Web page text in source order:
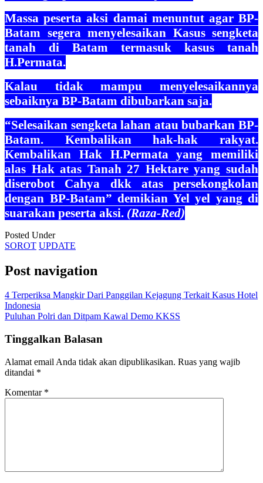
Massa peserta aksi damai menuntut agar BP-
Batam segera menyelesaikan Kasus sengketa
tanah di Batam termasuk kasus tanah
H.Permata.
Kalau tidak mampu menyelesaikannya
sebaiknya BP-Batam dibubarkan saja.
“Selesaikan sengketa lahan atau bubarkan BP-
Batam. Kembalikan hak-hak rakyat.
Kembalikan Hak H.Permata yang memiliki
alas Hak atas Tanah 27 Hektare yang sudah
diserobot Cahya dkk atas persekongkolan
dengan BP-Batam” demikian Yel yel yang di
suarakan peserta aksi. (Raza-Red)
Posted Under
SOROT UPDATE
Post navigation
4 Terperiksa Mangkir Dari Panggilan Kejagung Terkait Kasus Hotel
Indonesia
Puluhan Polri dan Ditpam Kawal Demo KKSS
Tinggalkan Balasan
Alamat email Anda tidak akan dipublikasikan. Ruas yang wajib
ditandai *
Komentar *